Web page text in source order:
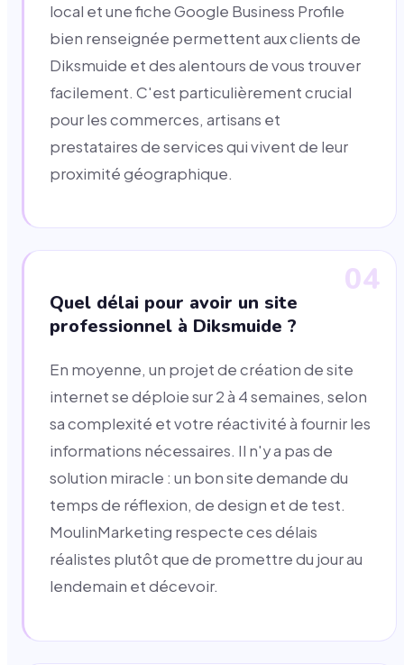
local et une fiche Google Business Profile
bien renseignée permettent aux clients de
Diksmuide et des alentours de vous trouver
facilement. C'est particulièrement crucial
pour les commerces, artisans et
prestataires de services qui vivent de leur
proximité géographique.
04
Quel délai pour avoir un site
professionnel à Diksmuide ?
En moyenne, un projet de création de site
internet se déploie sur 2 à 4 semaines, selon
sa complexité et votre réactivité à fournir les
informations nécessaires. Il n'y a pas de
solution miracle : un bon site demande du
temps de réflexion, de design et de test.
MoulinMarketing respecte ces délais
réalistes plutôt que de promettre du jour au
lendemain et décevoir.